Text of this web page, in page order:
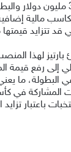
مالية
قد تتزايد
بارتيز لهذا
إلى رفع قيمة
البطولة، ما
المشاركة في
باعتبار